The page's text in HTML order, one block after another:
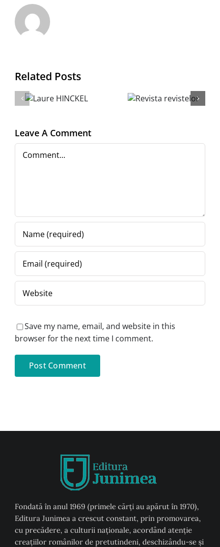
Related Posts
Revista
Leave A Comment
Save my name, email, and website in this
browser for the next time I comment.
Fondată în anul 1969 (primele cărți au apărut în 1970),
Editura Junimea a crescut constant, prin promovarea,
cu precădere, a culturii naţionale, acordând atenţie
creaţiilor românilor de pretutindeni, deschizându-se şi